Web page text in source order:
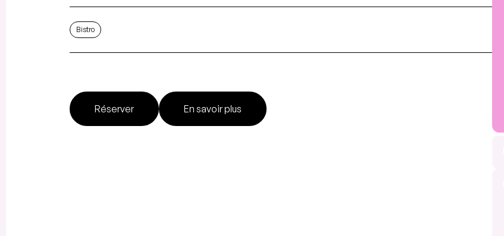
Bistro
Réserver En savoir plus